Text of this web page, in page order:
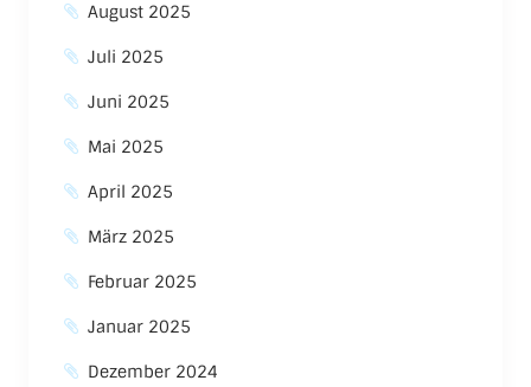
August 2025
Juli 2025
Juni 2025
Mai 2025
April 2025
März 2025
Februar 2025
Januar 2025
Dezember 2024